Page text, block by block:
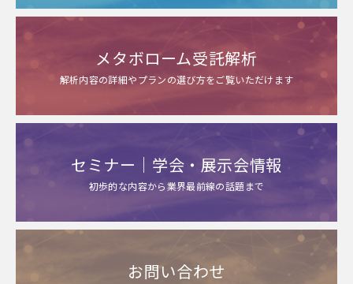
メタボローム受託解析
解析内容の詳細やプランの選び方をご覧いただけます
セミナー｜学会・展示会情報
初歩的な内容から業界最前線の話題まで
お問い合わせ